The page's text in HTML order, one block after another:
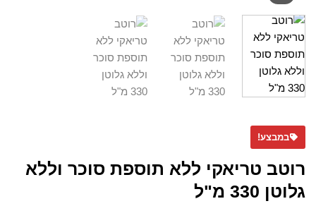
במבצע!
רוטב טריאקי ללא תוספת סוכר וללא
גלוטן 330 מ"ל